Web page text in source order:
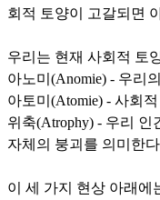
회적 토양이 고갈되면
우리는 현재 사회적 토
아노미(Anomie) - 우리
아토미(Atomie) - 사회
위축(Atrophy) - 우리
자체의 붕괴를 의미한
이 세 가지 현상 아래에